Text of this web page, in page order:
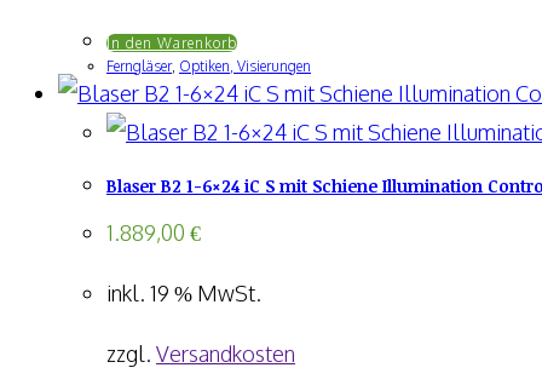
In den Warenkorb
Ferngläser, Optiken, Visierungen
Blaser B2 1-6×24 iC S mit Schiene Illumination
1.889,00 €
inkl. 19 % MwSt.
zzgl. Versandkosten